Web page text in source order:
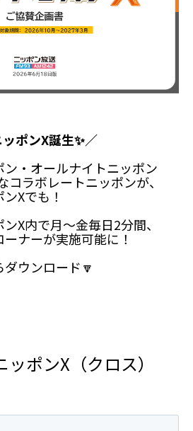
ポンX誕生✨／
・オールナイトニッポン
ラボレートニッポンが、
Xでも！
X内で月～金毎日2分間、
ナーが実施可能に！
ウンロード🔽
ポンX（クロス）